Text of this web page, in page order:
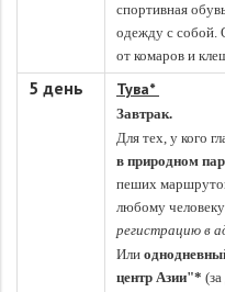
спортивная
одежду с собой.
от комаров и
5 день Тува*
Завтрак.
Для тех, у кого
в природном
пеших
любому человеку
регистрацию в
Или
центр Азии"*